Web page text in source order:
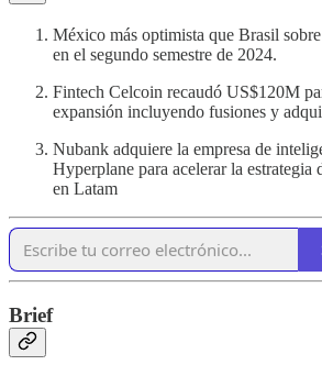
México más optimista que Brasil
en el segundo semestre de 2024.
Fintech Celcoin recaudó US$120M
expansión incluyendo fusiones y
Nubank adquiere la empresa de
Hyperplane para acelerar la
en Latam
Brief